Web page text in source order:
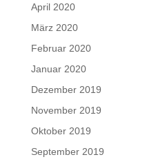
April 2020
März 2020
Februar 2020
Januar 2020
Dezember 2019
November 2019
Oktober 2019
September 2019